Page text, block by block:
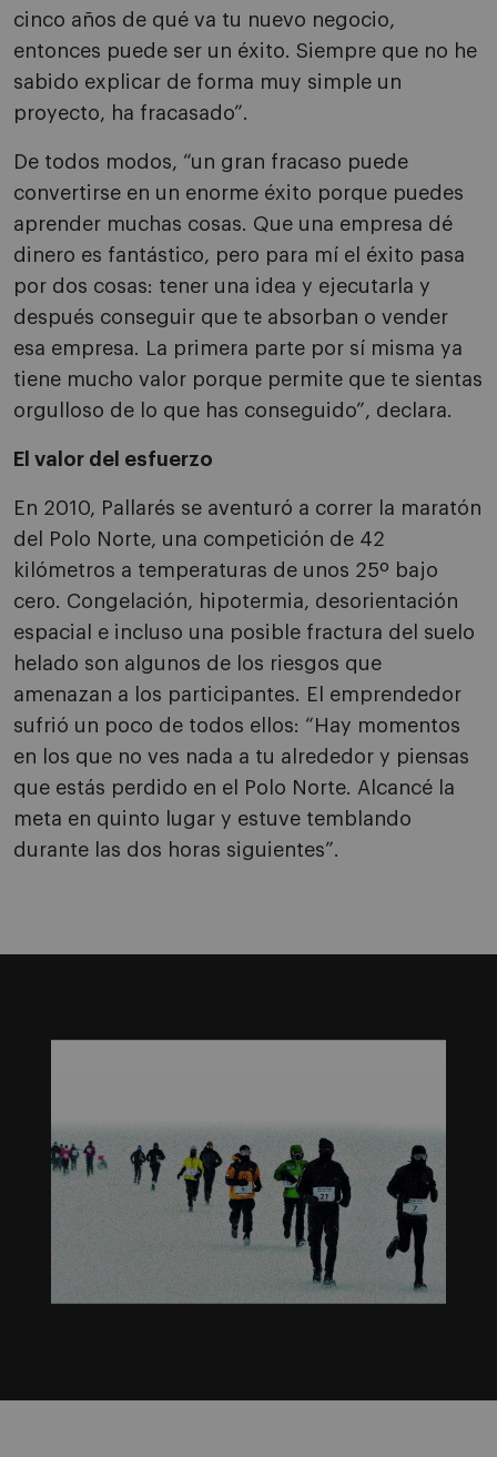
cinco años de qué va tu nuevo negocio,
entonces puede ser un éxito. Siempre que no he
sabido explicar de forma muy simple un
proyecto, ha fracasado”.
De todos modos, “un gran fracaso puede
convertirse en un enorme éxito porque puedes
aprender muchas cosas. Que una empresa dé
dinero es fantástico, pero para mí el éxito pasa
por dos cosas: tener una idea y ejecutarla y
después conseguir que te absorban o vender
esa empresa. La primera parte por sí misma ya
tiene mucho valor porque permite que te sientas
orgulloso de lo que has conseguido”, declara.
El valor del esfuerzo
En 2010, Pallarés se aventuró a correr la maratón
del Polo Norte, una competición de 42
kilómetros a temperaturas de unos 25º bajo
cero. Congelación, hipotermia, desorientación
espacial e incluso una posible fractura del suelo
helado son algunos de los riesgos que
amenazan a los participantes. El emprendedor
sufrió un poco de todos ellos: “Hay momentos
en los que no ves nada a tu alrededor y piensas
que estás perdido en el Polo Norte. Alcancé la
meta en quinto lugar y estuve temblando
durante las dos horas siguientes”.